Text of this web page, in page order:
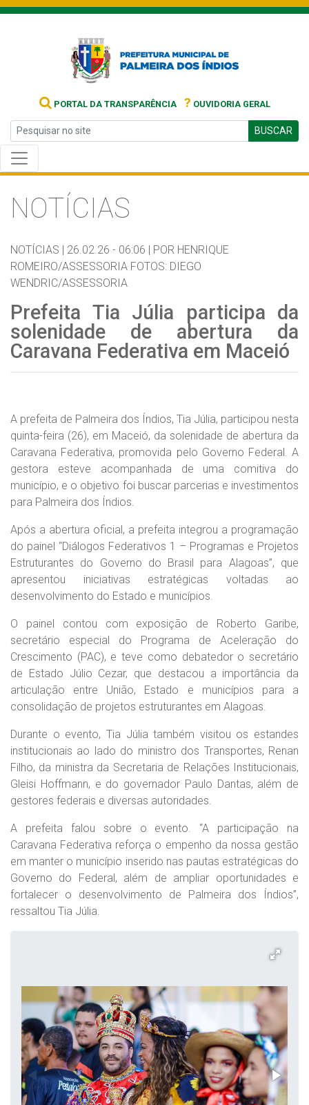
PORTAL DA TRANSPARÊNCIA ? OUVIDORIA GERAL
BUSCAR
NOTÍCIAS
NOTÍCIAS | 26.02.26 - 06:06 | POR HENRIQUE
ROMEIRO/ASSESSORIA FOTOS: DIEGO
WENDRIC/ASSESSORIA
Prefeita Tia Júlia participa da
solenidade de abertura da
Caravana Federativa em Maceió
A prefeita de Palmeira dos Índios, Tia Júlia, participou nesta
quinta-feira (26), em Maceió, da solenidade de abertura da
Caravana Federativa, promovida pelo Governo Federal. A
gestora esteve acompanhada de uma comitiva do
município, e o objetivo foi buscar parcerias e investimentos
para Palmeira dos Índios.
Após a abertura oficial, a prefeita integrou a programação
do painel “Diálogos Federativos 1 – Programas e Projetos
Estruturantes do Governo do Brasil para Alagoas”, que
apresentou iniciativas estratégicas voltadas ao
desenvolvimento do Estado e municípios.
O painel contou com exposição de Roberto Garibe,
secretário especial do Programa de Aceleração do
Crescimento (PAC), e teve como debatedor o secretário
de Estado Júlio Cezar, que destacou a importância da
articulação entre União, Estado e municípios para a
consolidação de projetos estruturantes em Alagoas.
Durante o evento, Tia Júlia também visitou os estandes
institucionais ao lado do ministro dos Transportes, Renan
Filho, da ministra da Secretaria de Relações Institucionais,
Gleisi Hoffmann, e do governador Paulo Dantas, além de
gestores federais e diversas autoridades.
A prefeita falou sobre o evento. “A participação na
Caravana Federativa reforça o empenho da nossa gestão
em manter o município inserido nas pautas estratégicas do
Governo do Federal, além de ampliar oportunidades e
fortalecer o desenvolvimento de Palmeira dos Índios”,
ressaltou Tia Júlia.